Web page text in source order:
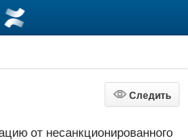
Следить
Следить
от несанкционированного